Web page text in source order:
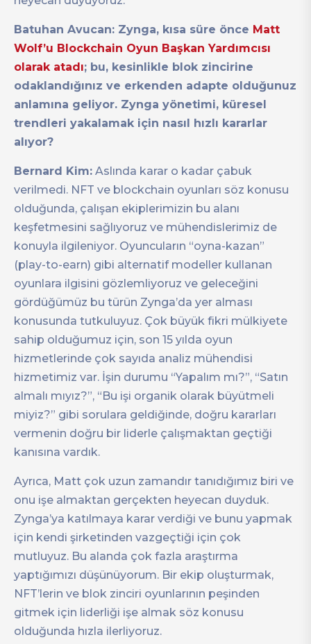
Batuhan Avucan: Zynga, kısa süre önce Matt
Wolf’u Blockchain Oyun Başkan Yardımcısı
olarak atadı; bu, kesinlikle blok zincirine
odaklandığınız ve erkenden adapte olduğunuz
anlamına geliyor. Zynga yönetimi, küresel
trendleri yakalamak için nasıl hızlı kararlar
alıyor?
Bernard Kim: Aslında karar o kadar çabuk
verilmedi. NFT ve blockchain oyunları söz konusu
olduğunda, çalışan ekiplerimizin bu alanı
keşfetmesini sağlıyoruz ve mühendislerimiz de
konuyla ilgileniyor. Oyuncuların “oyna-kazan”
(play-to-earn) gibi alternatif modeller kullanan
oyunlara ilgisini gözlemliyoruz ve geleceğini
gördüğümüz bu türün Zynga’da yer alması
konusunda tutkuluyuz. Çok büyük fikri mülkiyete
sahip olduğumuz için, son 15 yılda oyun
hizmetlerinde çok sayıda analiz mühendisi
hizmetimiz var. İşin durumu “Yapalım mı?”, “Satın
almalı mıyız?”, “Bu işi organik olarak büyütmeli
miyiz?” gibi sorulara geldiğinde, doğru kararları
vermenin doğru bir liderle çalışmaktan geçtiği
kanısına vardık.
Ayrıca, Matt çok uzun zamandır tanıdığımız biri ve
onu işe almaktan gerçekten heyecan duyduk.
Zynga’ya katılmaya karar verdiği ve bunu yapmak
için kendi şirketinden vazgeçtiği için çok
mutluyuz. Bu alanda çok fazla araştırma
yaptığımızı düşünüyorum. Bir ekip oluşturmak,
NFT’lerin ve blok zinciri oyunlarının peşinden
gitmek için liderliği işe almak söz konusu
olduğunda hızla ilerliyoruz.